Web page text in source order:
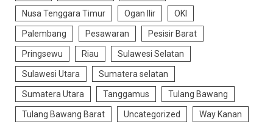
Nusa Tenggara Timur Ogan Ilir OKI
Palembang Pesawaran Pesisir Barat
Pringsewu Riau Sulawesi Selatan
Sulawesi Utara Sumatera selatan
Sumatera Utara Tanggamus Tulang Bawang
Tulang Bawang Barat Uncategorized Way Kanan